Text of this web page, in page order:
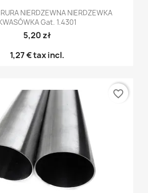
NIERDZEWNA NIERDZEWKA
Gat. 1.4301
5,20 zł
1,27 €tax incl.
favorite_border